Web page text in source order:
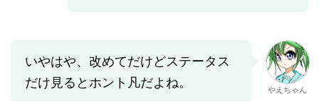
いやはや、改めてだけどステータス
だけ見るとホント凡だよね。
やえちゃん